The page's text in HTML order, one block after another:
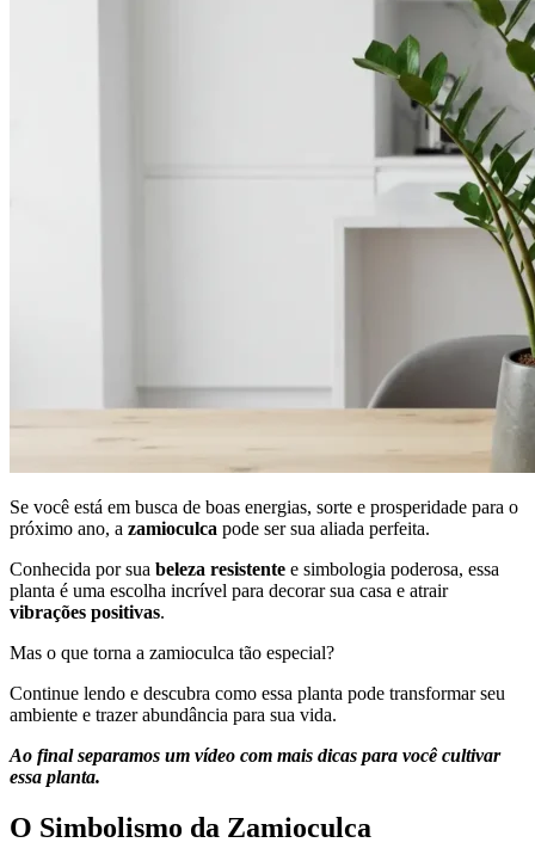
Se você está em busca de boas energias, sorte e prosperidade para o
próximo ano, a zamioculca pode ser sua aliada perfeita.
Conhecida por sua beleza resistente e simbologia poderosa, essa
planta é uma escolha incrível para decorar sua casa e atrair
vibrações positivas.
Mas o que torna a zamioculca tão especial?
Continue lendo e descubra como essa planta pode transformar seu
ambiente e trazer abundância para sua vida.
Ao final separamos um vídeo com mais dicas para você cultivar
essa planta.
O Simbolismo da Zamioculca